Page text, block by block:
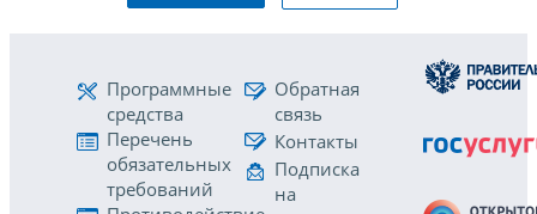
Программные
средства
Перечень
обязательных
требований
Обратная
связь
Контакты
Подписка
на